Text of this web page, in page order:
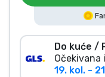
Do kuće /
Očekivana
19. kol. -